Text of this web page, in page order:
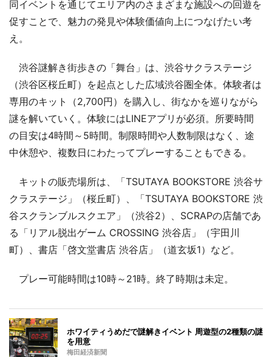
同イベントを通じてエリア内のさまざまな施設への回遊を
促すことで、魅力の発見や体験価値向上につなげたい考
え。
渋谷謎解き街歩きの「舞台」は、渋谷サクラステージ
（渋谷区桜丘町）を起点とした広域渋谷圏全体。体験者は
専用のキット（2,700円）を購入し、街なかを巡りながら
謎を解いていく。体験にはLINEアプリが必須。所要時間
の目安は4時間～5時間。制限時間や人数制限はなく、途
中休憩や、複数日にわたってプレーすることもできる。
キットの販売場所は、「TSUTAYA BOOKSTORE 渋谷サ
クラステージ」（桜丘町）、「TSUTAYA BOOKSTORE 渋
谷スクランブルスクエア」（渋谷2）、SCRAPの店舗であ
る「リアル脱出ゲーム CROSSING 渋谷店」（宇田川
町）、書店「啓文堂書店 渋谷店」（道玄坂1）など。
プレー可能時間は10時～21時。終了時期は未定。
ホワイティうめだで謎解きイベント 周遊型の2種類の謎
を用意
梅田経済新聞